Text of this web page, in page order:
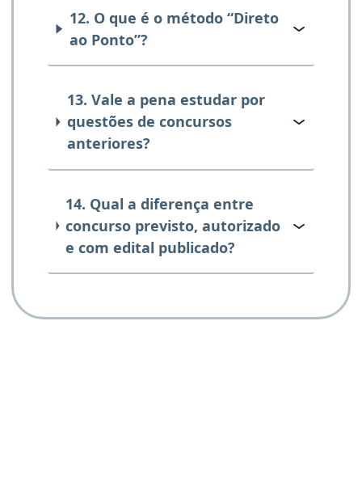
12. O que é o método “Direto
ao Ponto”?
13. Vale a pena estudar por
questões de concursos
anteriores?
14. Qual a diferença entre
concurso previsto, autorizado
e com edital publicado?